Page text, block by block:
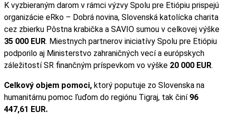
K vyzbieraným darom v rámci výzvy Spolu pre Etiópiu prispejú
organizácie eRko – Dobrá novina, Slovenská katolícka charita
cez zbierku Pôstna krabička a SAVIO sumou v celkovej výške
35 000 EUR. Miestnych partnerov iniciatívy Spolu pre Etiópiu
podporilo aj Ministerstvo zahraničných vecí a európskych
záležitostí SR finančným príspevkom vo výške 20 000 EUR.
Celkový objem pomoci, ktorý poputuje zo Slovenska na
humanitárnu pomoc ľuďom do regiónu Tigraj, tak činí 96
447,61 EUR.